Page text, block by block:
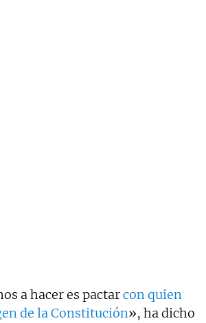
a hacer es pactarcon quien
de la Constitución», ha dicho